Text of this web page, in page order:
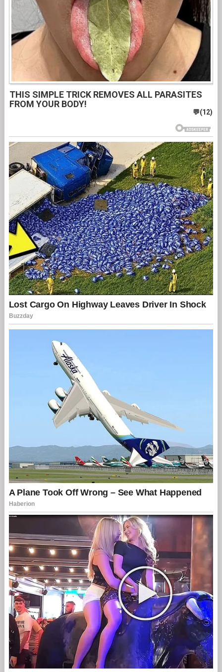
THIS SIMPLE TRICK REMOVES ALL PARASITES
FROM YOUR BODY!